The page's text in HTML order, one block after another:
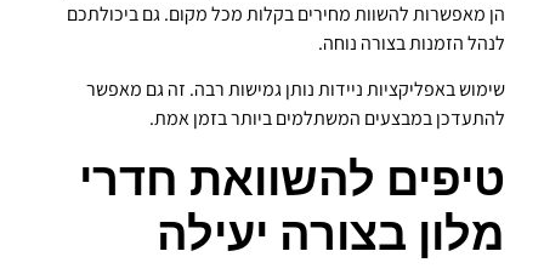
הן מאפשרות להשוות מחירים בקלות מכל מקום. גם ביכולתכם
לנהל הזמנות בצורה נוחה.
שימוש באפליקציות ניידות נותן גמישות רבה. זה גם מאפשר
להתעדכן במבצעים המשתלמים ביותר בזמן אמת.
טיפים להשוואת חדרי
מלון בצורה יעילה